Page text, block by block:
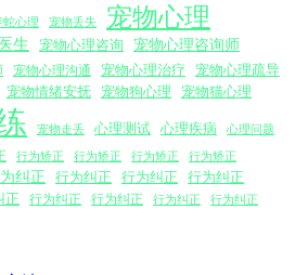
蛇心理 宠物丢失 宠物心理
生 宠物心理咨询 宠物心理咨询师
宠物心理沟通 宠物心理治疗
宠物心理疏导
宠物情绪安抚 宠物狗心理 宠物猫心理
宠物走丢 心理测试 心理疾病 心理问题
行为矫正 行为矫正 行为矫正 行为矫正
纠正 行为纠正 行为纠正
行为纠正
正 行为纠正 行为纠正 行为纠正 行为纠正